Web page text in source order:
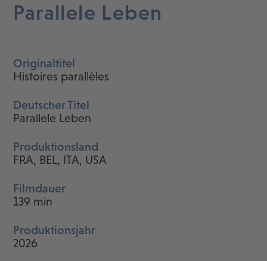
Parallele Leben
Originaltitel
Histoires parallèles
Deutscher Titel
Parallele Leben
Produktionsland
FRA, BEL, ITA, USA
Filmdauer
139 min
Produktionsjahr
2026